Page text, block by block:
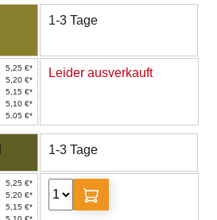
1-3 Tage
5,25 €*
5,20 €*
5,15 €*
5,10 €*
5,05 €*
Leider ausverkauft
1-3 Tage
5,25 €*
5,20 €*
5,15 €*